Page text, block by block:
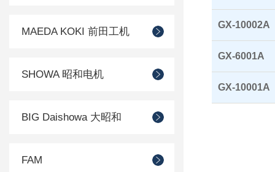
MAEDA KOKI 前田工机
SHOWA 昭和电机
BIG Daishowa 大昭和
FAM
GX-10002A
GX-6001A
GX-10001A